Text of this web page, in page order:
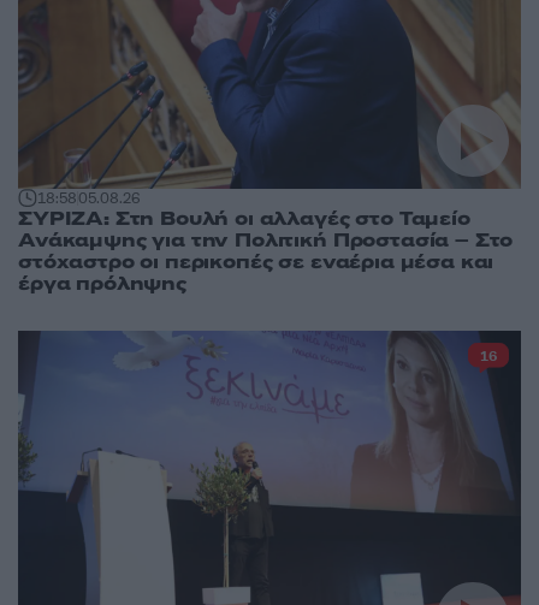
18:5805.08.26
ΣΥΡΙΖΑ: Στη Βουλή οι αλλαγές στο Ταμείο
Ανάκαμψης για την Πολιτική Προστασία – Στο
στόχαστρο οι περικοπές σε εναέρια μέσα και
έργα πρόληψης
16